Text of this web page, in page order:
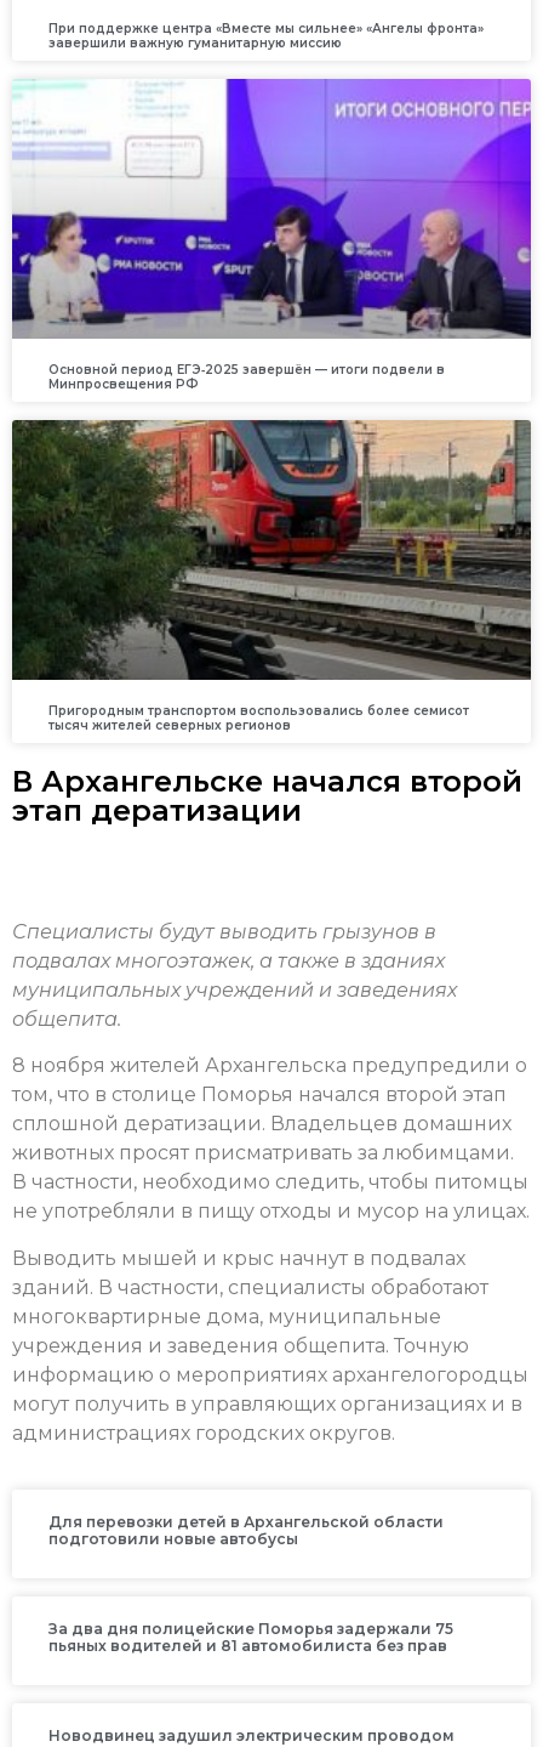
При поддержке центра «Вместе мы сильнее» «Ангелы фронта»
завершили важную гуманитарную миссию
Основной период ЕГЭ‑2025 завершён — итоги подвели в
Минпросвещения РФ
Пригородным транспортом воспользовались более семисот
тысяч жителей северных регионов
В Архангельске начался второй
этап дератизации
Специалисты будут выводить грызунов в
подвалах многоэтажек, а также в зданиях
муниципальных учреждений и заведениях
общепита.
8 ноября жителей Архангельска предупредили о
том, что в столице Поморья начался второй этап
сплошной дератизации. Владельцев домашних
животных просят присматривать за любимцами.
В частности, необходимо следить, чтобы питомцы
не употребляли в пищу отходы и мусор на улицах.
Выводить мышей и крыс начнут в подвалах
зданий. В частности, специалисты обработают
многоквартирные дома, муниципальные
учреждения и заведения общепита. Точную
информацию о мероприятиях архангелогородцы
могут получить в управляющих организациях и в
администрациях городских округов.
Для перевозки детей в Архангельской области
подготовили новые автобусы
За два дня полицейские Поморья задержали 75
пьяных водителей и 81 автомобилиста без прав
Новодвинец задушил электрическим проводом